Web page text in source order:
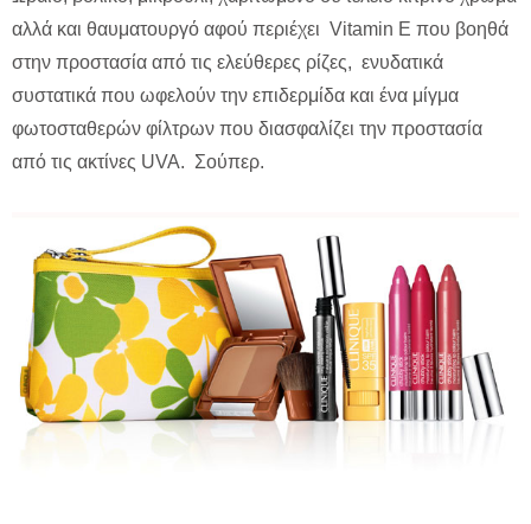
αλλά και θαυματουργό αφού περιέχει Vitamin E που βοηθά
στην προστασία από τις ελεύθερες ρίζες, ενυδατικά
συστατικά που ωφελούν την επιδερμίδα και ένα μίγμα
φωτοσταθερών φίλτρων που διασφαλίζει την προστασία
από τις ακτίνες UVA. Σούπερ.